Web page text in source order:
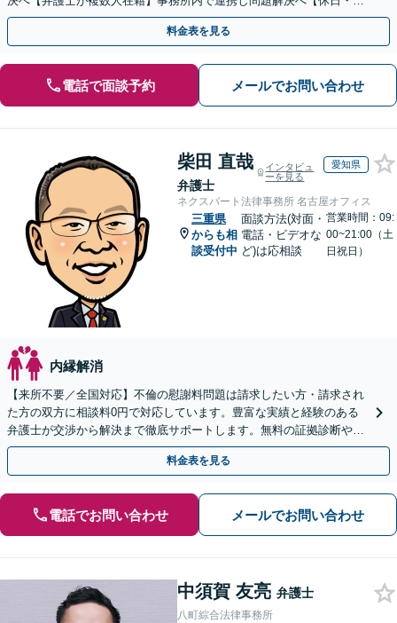
間面談可】【子連れ相談可】【虎ノ門駅1分】
料金表を見る
電話で面談予約 メールでお問い合わせ
柴田 直哉
弁護士
インタビュ
ーを見る
愛知県
ネクスパート法律事務所 名古屋オフィス
三重県
からも相
談受付中
面談方法(対面・
電話・ビデオな
ど)は応相談
営業時間：09:
00~21:00（土
日祝日）
内縁解消
【来所不要／全国対応】不倫の慰謝料問題は請求したい方・請求され
た方の双方に相談料0円で対応しています。豊富な実績と経験のある
弁護士が交渉から解決まで徹底サポートします。無料の証拠診断や着
手金の返還保証もありますので安心してご相談ください。
料金表を見る
電話でお問い合わせ メールでお問い合わせ
中須賀 友亮 弁護士
八町綜合法律事務所